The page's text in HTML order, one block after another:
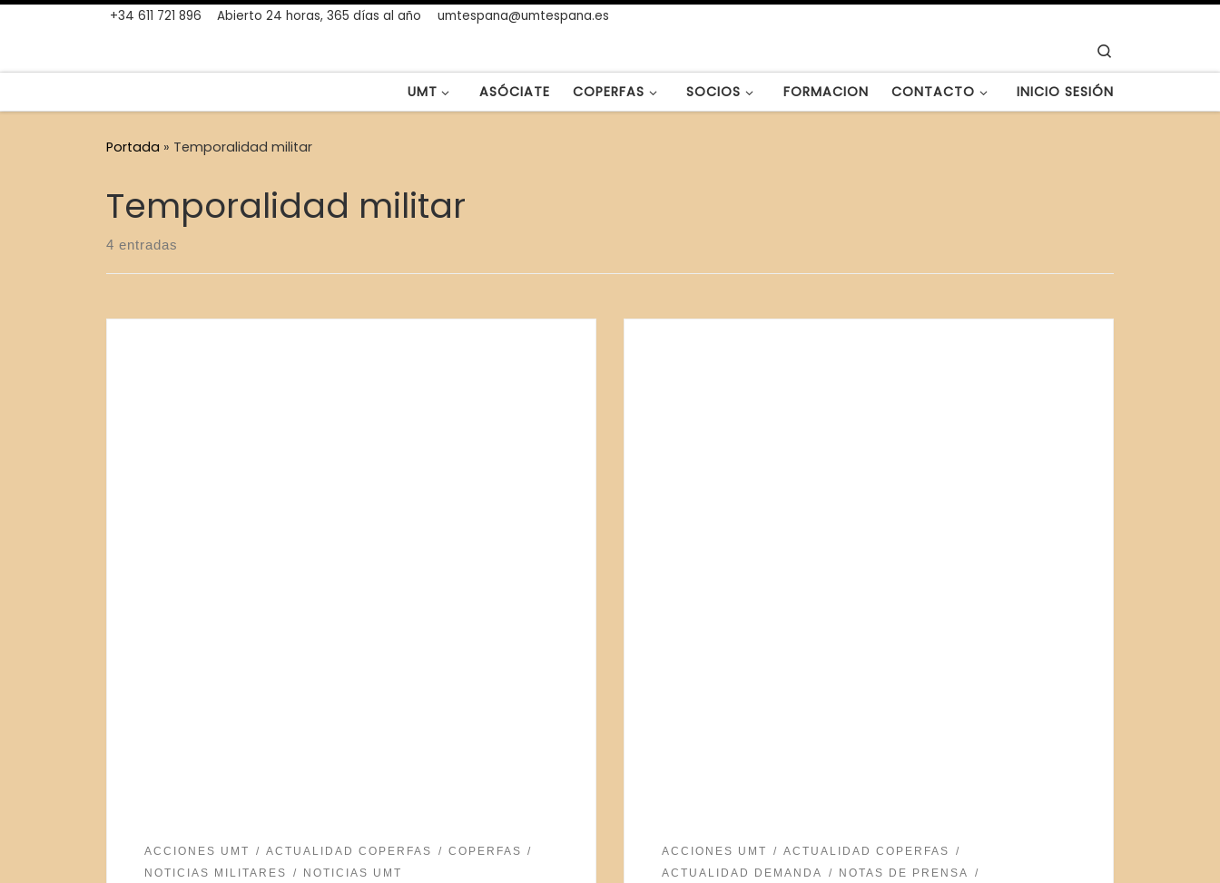
+34 611 721 896 Abierto 24 horas, 365 días al año umtespana@umtespana.es
UMT ASÓCIATE COPERFAS SOCIOS FORMACION CONTACTO INICIO SESIÓN
Portada » Temporalidad militar
Temporalidad militar
4 entradas
ACCIONES UMT ACTUALIDAD COPERFAS
COPERFAS
NOTICIAS MILITARES
NOTICIAS UMT
ACCIONES UMT
ACTUALIDAD COPERFAS
ACTUALIDAD DEMANDA
NOTAS DE PRENSA